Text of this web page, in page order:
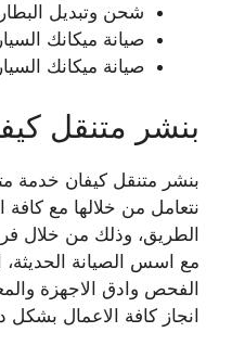
شحن وتبديل
صيانة ميكانك
صيانة ميكانك
بنشر متنقل
نتعامل من خلالها مع
الطريق، وذلك من خلال
مع اسس الصيانة
الفحص وادق الاجهزة
انجاز كافة الاعمال بشكل